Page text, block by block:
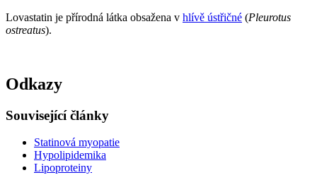
Lovastatin je přírodná látka obsažena v hlívě ústřičné (Pleurotus
ostreatus).
Odkazy
Související články
Statinová myopatie
Hypolipidemika
Lipoproteiny